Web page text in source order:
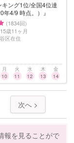
キング1位/全国4位達
年4/9 時点。）』
(1834回)
歳11ヶ月
区在住
月
10
火
11
水
12
木
13
金
14
次へ >
報を見ることがで